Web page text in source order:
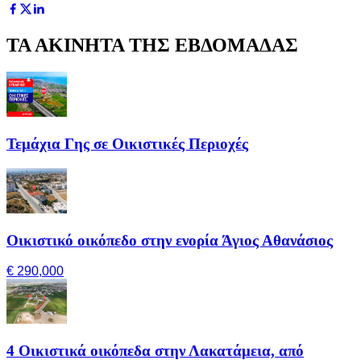
ΤΑ ΑΚΙΝΗΤΑ ΤΗΣ ΕΒΔΟΜΑΔΑΣ
Τεμάχια Γης σε Οικιστικές Περιοχές
Οικιστικό οικόπεδο στην ενορία Άγιος Αθανάσιος
€ 290,000
4 Οικιστικά οικόπεδα στην Λακατάμεια, από